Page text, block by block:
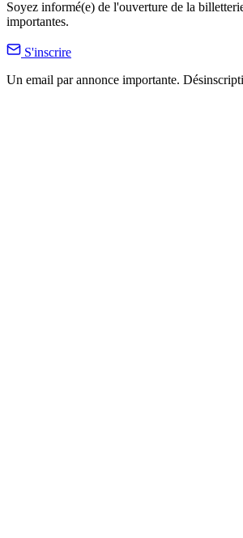
Soyez informé(e) de l'ouverture de la
importantes.
S'inscrire
Un email par annonce importante.